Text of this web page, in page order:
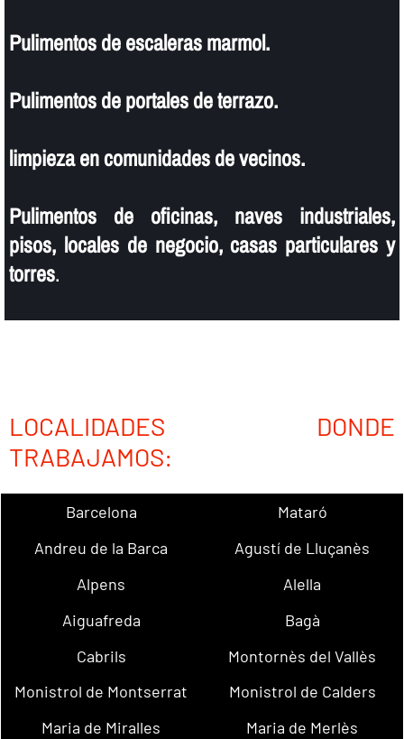
Pulimentos de escaleras marmol.
Pulimentos de portales de terrazo.
limpieza en comunidades de vecinos.
Pulimentos de oficinas, naves industriales,
pisos, locales de negocio, casas particulares y
torres.
LOCALIDADES DONDE
TRABAJAMOS:
Barcelona
Mataró
Andreu de la Barca
Agustí de Lluçanès
Alpens
Alella
Aiguafreda
Bagà
Cabrils
Montornès del Vallès
Monistrol de Montserrat
Monistrol de Calders
Maria de Miralles
Maria de Merlès